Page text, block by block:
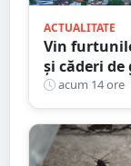
ACTUALITATE
Vin
și căderi de
caniculă
acum 14 ore